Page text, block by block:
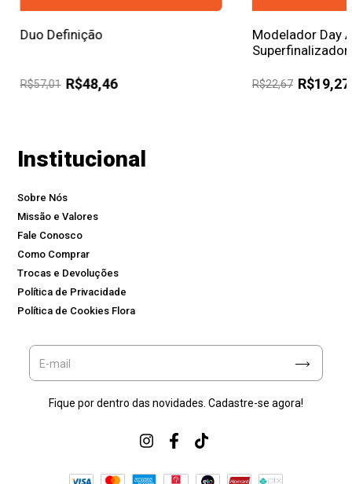
Duo Definição
R$48,46
R$57,01
Modelador Day
R$19,27
R$22,67
Institucional
Sobre Nós
Missão e Valores
Fale Conosco
Como Comprar
Trocas e Devoluções
Política de Privacidade
Política de Cookies Flora
Fique por dentro das novidades. Cadastre-se agora!